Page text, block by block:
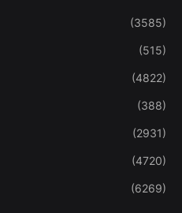
(3585)
(515)
(4822)
(388)
(2931)
(4720)
(6269)